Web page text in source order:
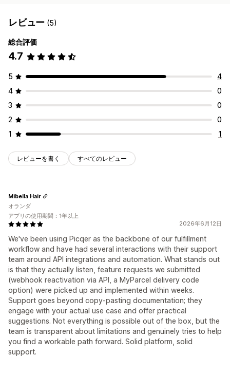
レビュー (5)
総合評価
4.7
5
4
4
0
3
0
2
0
1
1
レビューを書く すべてのレビュー
2026年6月12日
We've been using Picqer as the backbone of our fulfillment
workflow and have had several interactions with their support
team around API integrations and automation. What stands out
is that they actually listen, feature requests we submitted
(webhook reactivation via API, a MyParcel delivery code
option) were picked up and implemented within weeks.
Support goes beyond copy-pasting documentation; they
engage with your actual use case and offer practical
suggestions. Not everything is possible out of the box, but the
team is transparent about limitations and genuinely tries to help
you find a workable path forward. Solid platform, solid
support.
Mibella Hair
オランダ
アプリの使用期間：1年以上